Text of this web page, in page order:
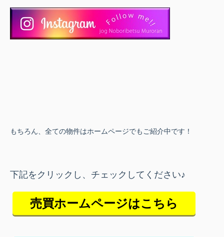
もちろん、全ての物件はホームページでもご紹介中です！
下記をクリックし、チェックしてください♪
売買ホームページはこちら